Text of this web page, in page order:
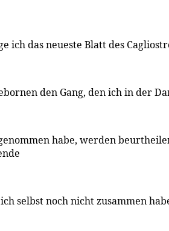
ich das neueste Blatt des
den Gang, den ich in der
habe, werden
selbst noch nicht zusammen